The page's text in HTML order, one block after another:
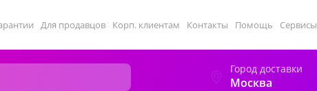
Для продавцов Корп. клиентам Контакты Помощь Сервисы
Город доставки
Москва